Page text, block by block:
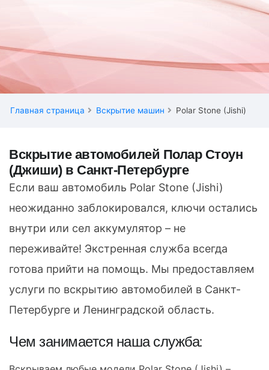
Главная страница Вскрытие машин Polar Stone (Jishi)
Вскрытие автомобилей Полар Стоун
(Джиши) в Санкт-Петербурге
Если ваш автомобиль Polar Stone (Jishi)
неожиданно заблокировался, ключи остались
внутри или сел аккумулятор – не
переживайте! Экстренная служба всегда
готова прийти на помощь. Мы предоставляем
услуги по вскрытию автомобилей в Санкт-
Петербурге и Ленинградской область.
Чем занимается наша служба: